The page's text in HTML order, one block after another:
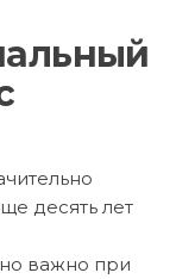
десять лет
важно при